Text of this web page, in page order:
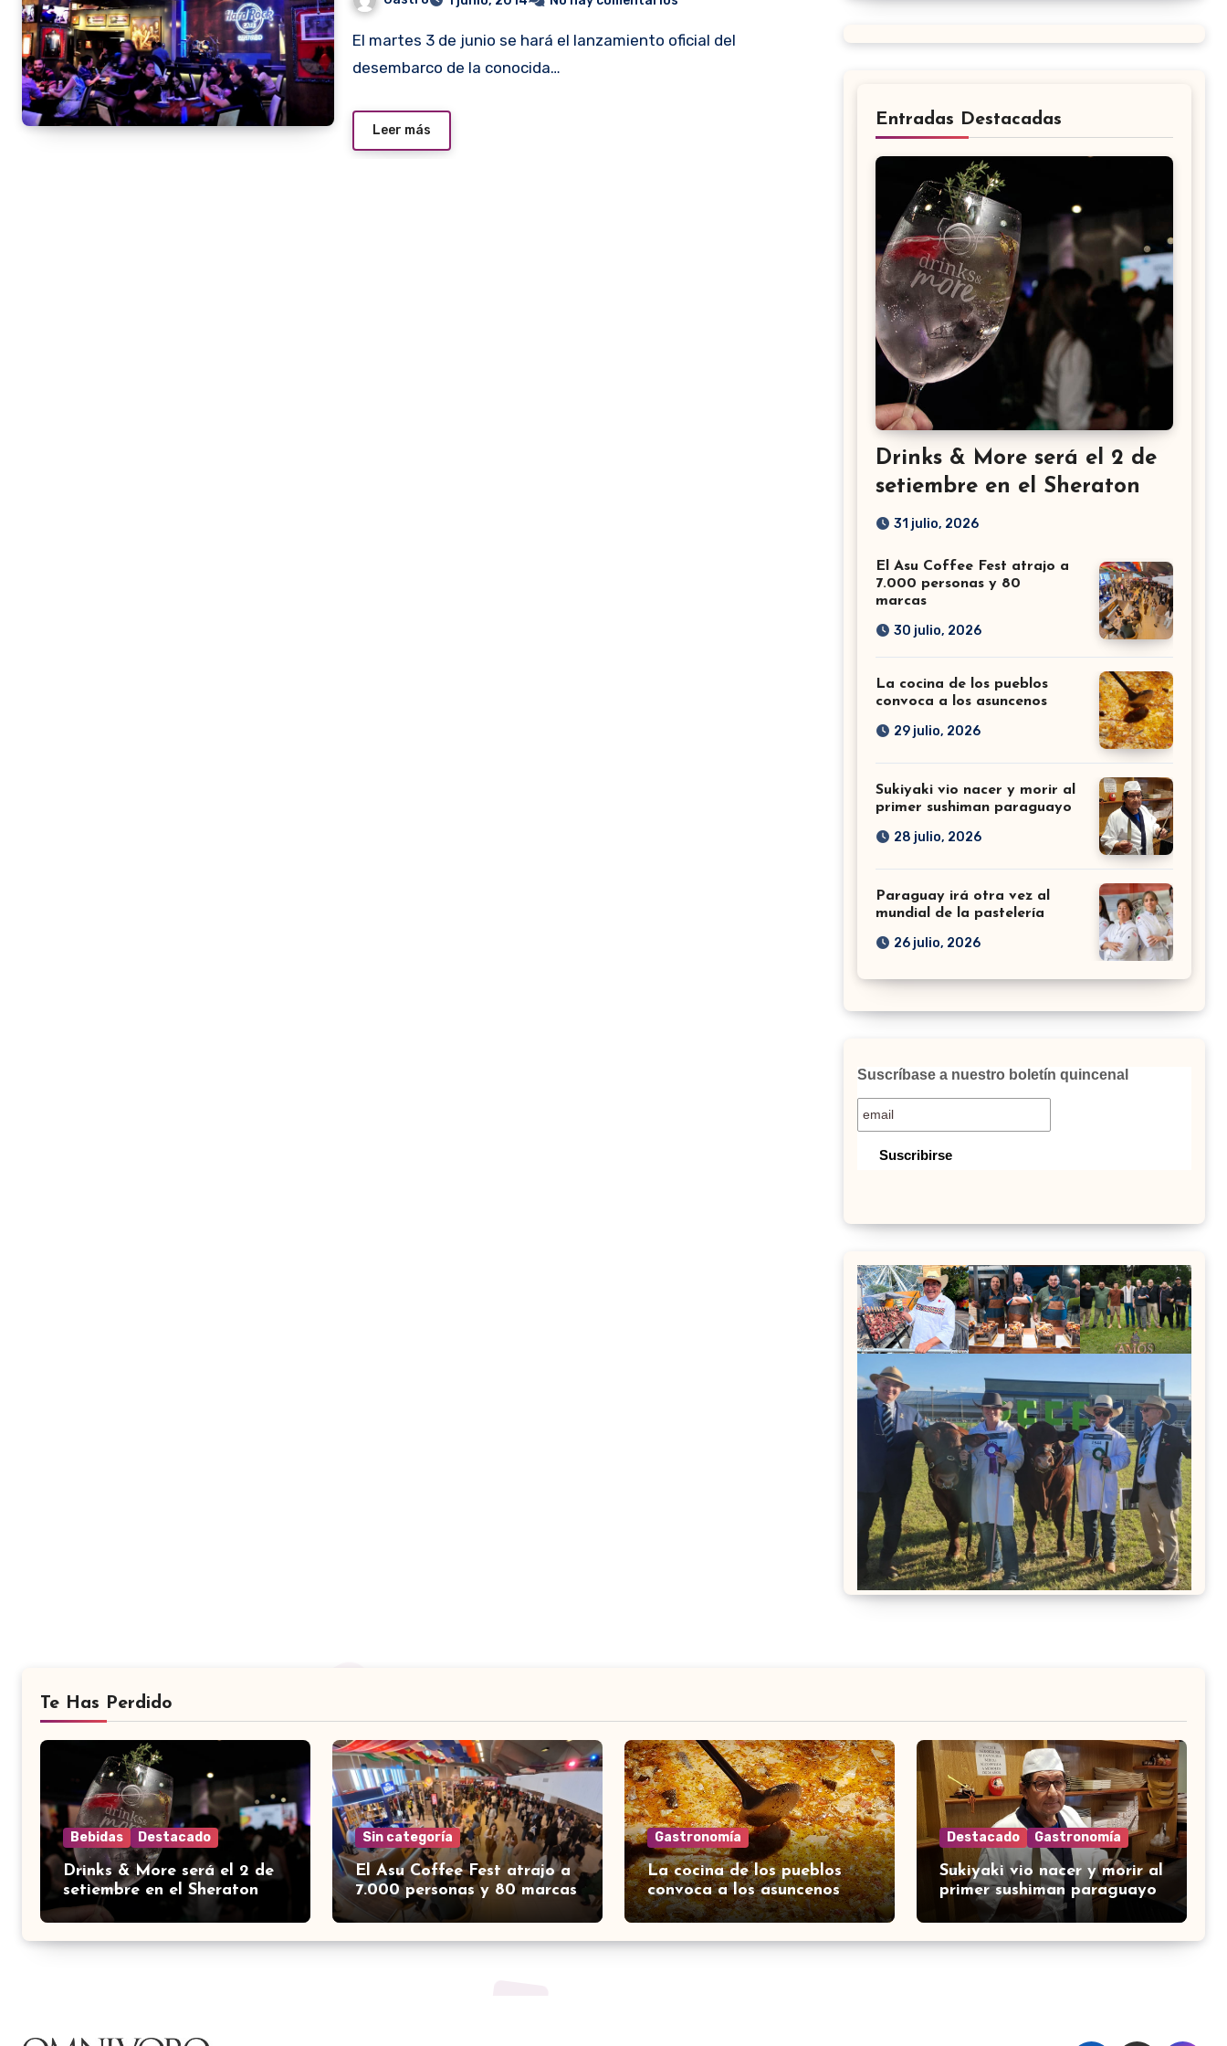
El martes 3 de junio se hará el lanzamiento oficial del
desembarco de la conocida…
Leer más
Entradas Destacadas
Drinks & More será el 2 de
setiembre en el Sheraton
31 julio, 2026
El Asu Coffee Fest atrajo a
7.000 personas y 80
marcas
30 julio, 2026
La cocina de los pueblos
convoca a los asuncenos
29 julio, 2026
Sukiyaki vio nacer y morir al
primer sushiman paraguayo
28 julio, 2026
Paraguay irá otra vez al
mundial de la pastelería
26 julio, 2026
Suscríbase a nuestro boletín quincenal
Te Has Perdido
Bebidas Destacado
Drinks & More será el 2 de
setiembre en el Sheraton
Sin categoría
El Asu Coffee Fest atrajo a
7.000 personas y 80 marcas
Gastronomía
La cocina de los pueblos
convoca a los asuncenos
Destacado Gastronomía
Sukiyaki vio nacer y morir al
primer sushiman paraguayo